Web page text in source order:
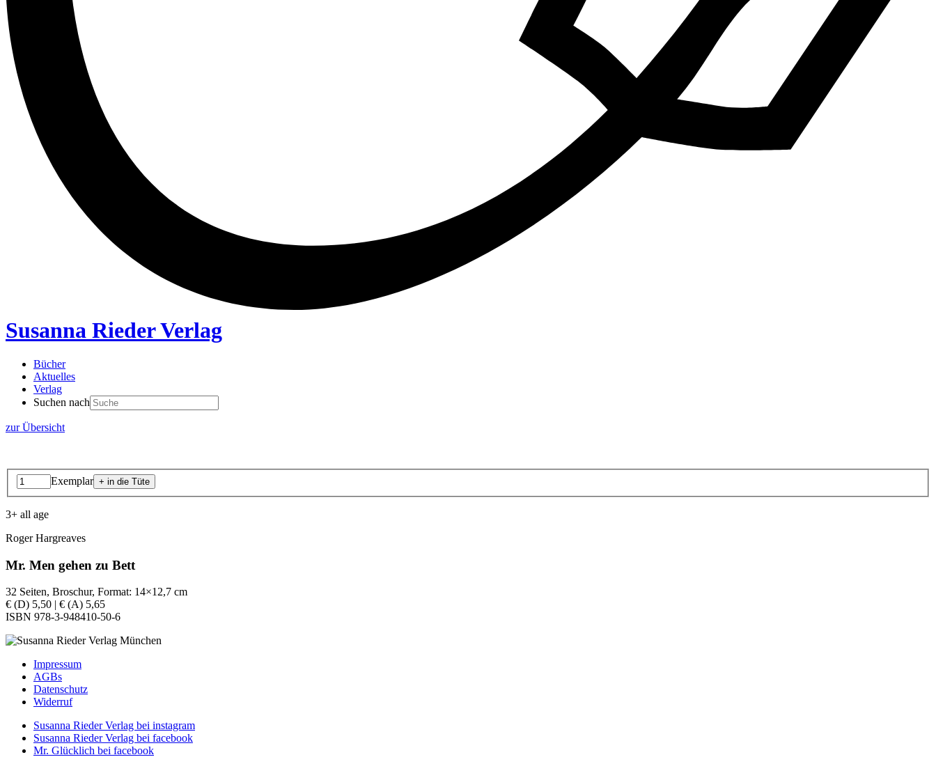
Susanna Rieder Verlag
Bücher
Aktuelles
Verlag
Suchen nach
zur Übersicht
Exemplar
3+ all age
Roger Hargreaves
Mr. Men gehen zu Bett
32 Seiten, Broschur, Format: 14×12,7 cm
€ (D) 5,50 | € (A) 5,65
ISBN 978-3-948410-50-6
Impressum
AGBs
Datenschutz
Widerruf
Susanna Rieder Verlag bei instagram
Susanna Rieder Verlag bei facebook
Mr. Glücklich bei facebook